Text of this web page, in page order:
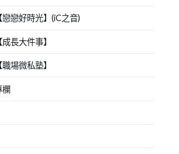
戀好時光】(iC之音)
長大件事】
場微私塾】
欄